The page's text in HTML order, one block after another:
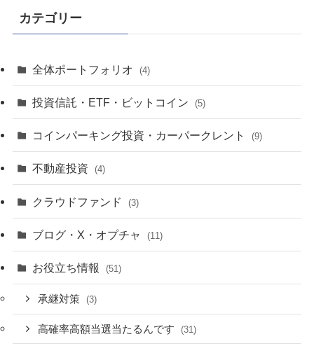
カテゴリー
全体ポートフォリオ (4)
投資信託・ETF・ビットコイン (5)
コインパーキング投資・カーパークレント (9)
不動産投資 (4)
クラウドファンド (3)
ブログ・X・オプチャ (11)
お役立ち情報 (51)
承継対策 (3)
高確率高額当選当たるんです (31)